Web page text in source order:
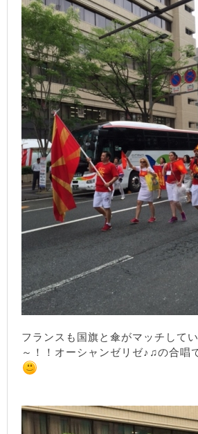
フランスも国旗と傘がマッチして
～！！オーシャンゼリゼ♪♫の合唱